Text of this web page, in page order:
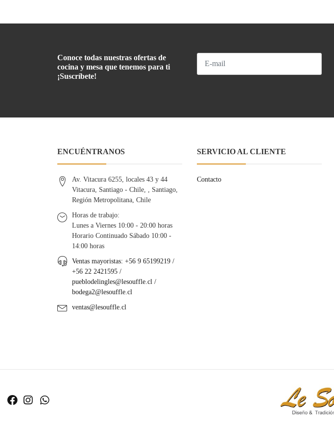
Conoce todas nuestras ofertas de
cocina y mesa que tenemos para ti
¡Suscríbete!
ENCUÉNTRANOS
Av. Vitacura 6255, locales 43 y 44
Vitacura, Santiago - Chile, , Santiago,
Región Metropolitana, Chile
Horas de trabajo:
Lunes a Viernes 10:00 - 20:00 horas
Horario Continuado Sábado 10:00 -
14:00 horas
Ventas mayoristas: +56 9 65199219 /
+56 22 2421595 /
pueblodelingles@lesouffle.cl /
bodega2@lesouffle.cl
ventas@lesouffle.cl
SERVICIO AL CLIENTE
Contacto